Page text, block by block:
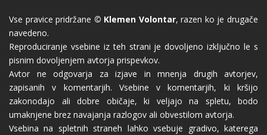
Vse pravice pridržane © Klemen Volontar, razen ko je drugače
navedeno.
Reproduciranje vsebine iz teh strani je dovoljeno izključno le s
pisnim dovoljenjem avtorja prispevkov.
Avtor ne odgovarja za izjave in mnenja drugih avtorjev,
zapisanih v komentarjih. Vsebine v komentarjih, ki kršijo
zakonodajo ali dobre običaje, ki veljajo na spletu, bodo
umaknjene brez navajanja razlogov ali obvestilom avtorja.
Vsebina na spletnih straneh lahko vsebuje gradivo, katerega